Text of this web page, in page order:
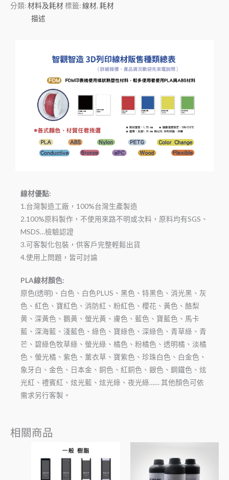
分類:材料及耗材 標籤:線材, 耗材
描述
線材優點:
1.台灣製造工廠，100%台灣生產製造
2.100%原料製作，不使用來路不明或次料，原料均有SGS、
MSDS…檢驗認證
3.可客製化包裝，供客戶完整輕鬆出貨
4.使用上問題，皆可討論
PLA線材顏色:
原色(透明)、白色、白色PLUS、黑色、特黑色、消光黑、灰
色、紅色、寶紅色、消防紅、粉紅色、櫻花、黃色、酪梨
黄、深黃色、鵝黃、螢光黃、膚色、藍色、寶藍色、馬卡
藍、深海藍、淺藍色、綠色、寶綠色、深綠色、青草綠、青
芒、碧綠色牧草綠、螢光綠、橘色、粉橘色、透明橘、淡橘
色、螢光橘、紫色、薰衣草、寶紫色、珍珠白色、白金色、
象牙白、金色、日本金、銅色、紅銅色、銀色、鋼鐵色、炫
光紅、禮賓紅、炫光藍、炫光綠、夜光綠…… 其他顏色可依
需求另行客製。
相關商品